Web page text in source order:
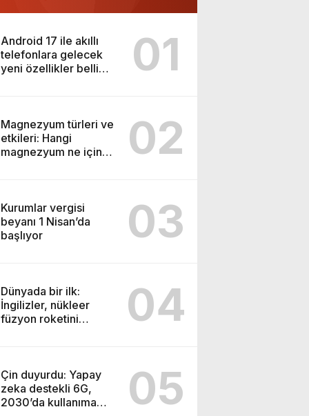
Android 17 ile akıllı
telefonlara gelecek
yeni özellikler belli
01
Magnezyum türleri ve
etkileri: Hangi
magnezyum ne için
02
Kurumlar vergisi
beyanı 1 Nisan’da
başlıyor
03
Dünyada bir ilk:
İngilizler, nükleer
füzyon roketini
04
Çin duyurdu: Yapay
zeka destekli 6G,
2030’da kullanıma
05